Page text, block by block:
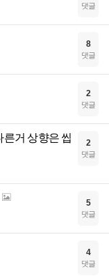
댓글
8
댓글
2
댓글
거 상향은 씹
2
댓글
5
댓글
4
댓글